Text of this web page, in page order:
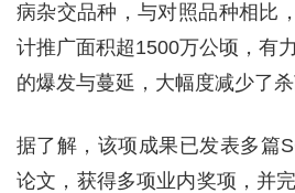
病杂交品种，与对照品种相比
计推广面积超1500万公顷，有
的爆发与蔓延，大幅度减少了
据了解，该项成果已发表多篇
论文，获得多项业内奖项，并